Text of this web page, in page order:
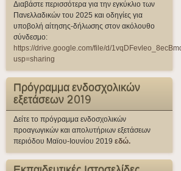
Διαβάστε περισσότερα για την εγκύκλιο των
Πανελλαδικών του 2025 και οδηγίες για
υποβολή αίτησης-δήλωσης στον ακόλουθο
σύνδεσμο:
https://drive.google.com/file/d/
usp=sharing
Πρόγραμμα ενδοσχολικών
εξετάσεων 2019
Δείτε το πρόγραμμα ενδοσχολικών
προαγωγικών και απολυτήριων εξετάσεων
περιόδου Μαϊου-Ιουνίου 2019 εδώ.